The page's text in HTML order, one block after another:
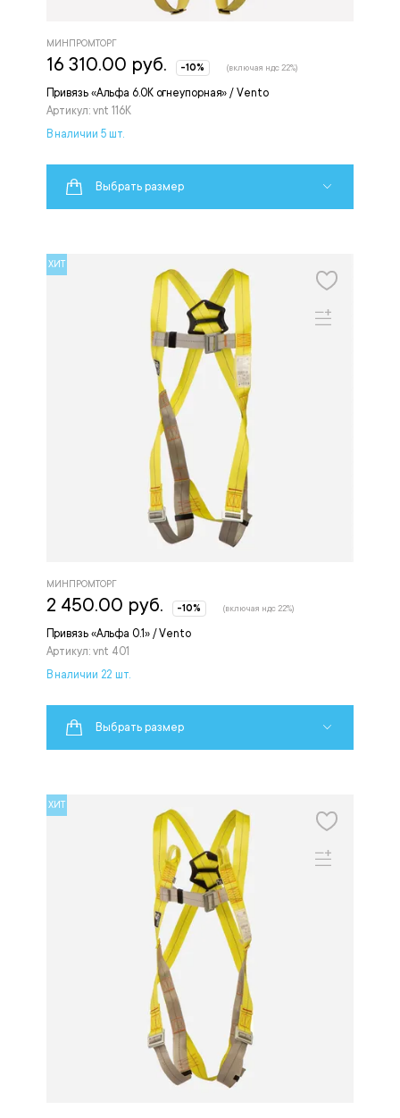
Привязь «Альфа 6.0К огнеупорная» / Vento
Артикул: vnt 116К
МИНПРОМТОРГ
16 310.00 руб. -10% (включая ндс 22%)
В наличии 5 шт.
Выбрать размер
ХИТ
Привязь «Альфа 0.1» / Vento
Артикул: vnt 401
МИНПРОМТОРГ
2 450.00 руб. -10% (включая ндс 22%)
В наличии 22 шт.
Выбрать размер
ХИТ